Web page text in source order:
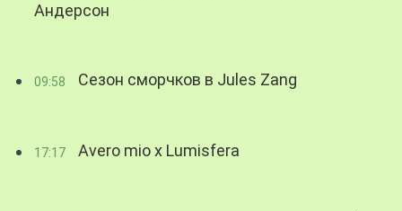
Андерсон
09:58 Сезон сморчков в Jules Zang
17:17 Avero mio x Lumisfera